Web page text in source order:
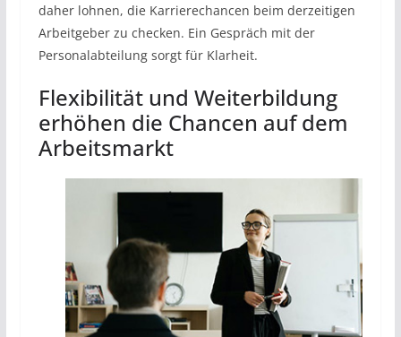
daher lohnen, die Karrierechancen beim derzeitigen
Arbeitgeber zu checken. Ein Gespräch mit der
Personalabteilung sorgt für Klarheit.
Flexibilität und Weiterbildung
erhöhen die Chancen auf dem
Arbeitsmarkt